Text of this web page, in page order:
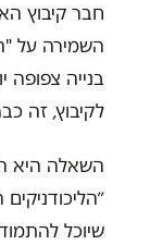
חבר קיבוץ
השמירה על
בנייה
לקיבוץ, זה
השאלה היא
שיוכל